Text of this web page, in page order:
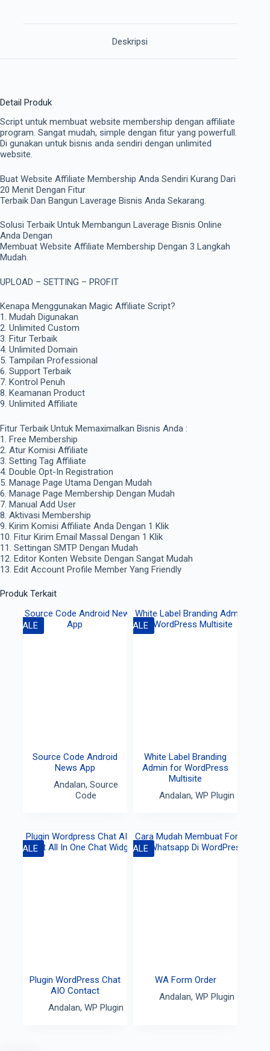
Deskripsi
Detail Produk
Script untuk membuat website membership dengan affiliate
program. Sangat mudah, simple dengan fitur yang powerfull.
Di gunakan untuk bisnis anda sendiri dengan unlimited
website.
Buat Website Affiliate Membership Anda Sendiri Kurang Dari
20 Menit Dengan Fitur
Terbaik Dan Bangun Laverage Bisnis Anda Sekarang.
Solusi Terbaik Untuk Membangun Laverage Bisnis Online
Anda Dengan
Membuat Website Affiliate Membership Dengan 3 Langkah
Mudah.
UPLOAD – SETTING – PROFIT
Kenapa Menggunakan Magic Affiliate Script?
1. Mudah Digunakan
2. Unlimited Custom
3. Fitur Terbaik
4. Unlimited Domain
5. Tampilan Professional
6. Support Terbaik
7. Kontrol Penuh
8. Keamanan Product
9. Unlimited Affiliate
Fitur Terbaik Untuk Memaximalkan Bisnis Anda :
1. Free Membership
2. Atur Komisi Affiliate
3. Setting Tag Affiliate
4. Double Opt-In Registration
5. Manage Page Utama Dengan Mudah
6. Manage Page Membership Dengan Mudah
7. Manual Add User
8. Aktivasi Membership
9. Kirim Komisi Affiliate Anda Dengan 1 Klik
10. Fitur Kirim Email Massal Dengan 1 Klik
11. Settingan SMTP Dengan Mudah
12. Editor Konten Website Dengan Sangat Mudah
13. Edit Account Profile Member Yang Friendly
Produk Terkait
SALE
Source Code Android
News App
Andalan,Source
Code
SALE
White Label Branding
Admin for WordPress
Multisite
Andalan, WP Plugin
SALE
Plugin WordPress Chat
AIO Contact
Andalan,WP Plugin
SALE
WA Form Order
Andalan, WP Plugin